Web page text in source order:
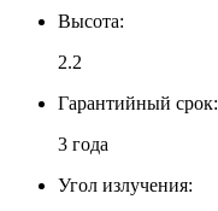
Высота:
2.2
Гарантийный срок:
3 года
Угол излучения: